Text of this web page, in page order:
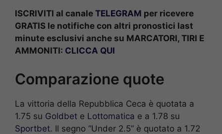
ISCRIVITI al canale TELEGRAM per ricevere
GRATIS le notifiche con altri pronostici last
minute esclusivi anche su MARCATORI, TIRI E
AMMONITI: CLICCA QUI
Comparazione quote
La vittoria della Repubblica Ceca è quotata a
1.75 su Goldbet e Lottomatica e a 1.78 su
Sportbet. Il segno “Under 2.5” è quotato a 1.72